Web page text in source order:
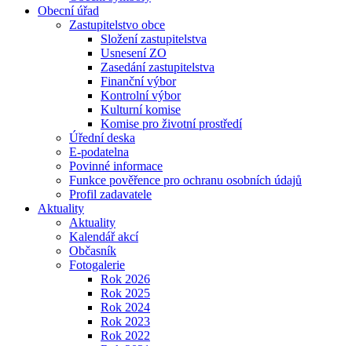
Obecní úřad
Zastupitelstvo obce
Složení zastupitelstva
Usnesení ZO
Zasedání zastupitelstva
Finanční výbor
Kontrolní výbor
Kulturní komise
Komise pro životní prostředí
Úřední deska
E-podatelna
Povinné informace
Funkce pověřence pro ochranu osobních údajů
Profil zadavatele
Aktuality
Aktuality
Kalendář akcí
Občasník
Fotogalerie
Rok 2026
Rok 2025
Rok 2024
Rok 2023
Rok 2022